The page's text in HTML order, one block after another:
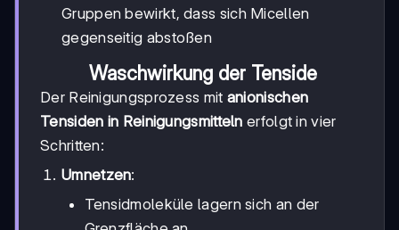
Gruppen bewirkt, dass sich Micellen
gegenseitig abstoßen
Waschwirkung der Tenside
Der Reinigungsprozess mit anionischen
Tensiden in Reinigungsmitteln erfolgt in vier
Schritten:
Umnetzen:
Tensidmoleküle lagern sich an der